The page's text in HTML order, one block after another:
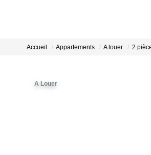
Accueil Appartements A louer 2
A Louer